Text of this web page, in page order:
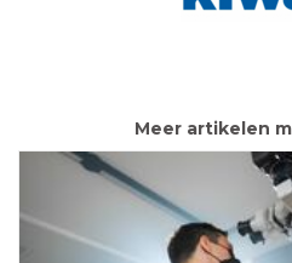
Meer artikelen